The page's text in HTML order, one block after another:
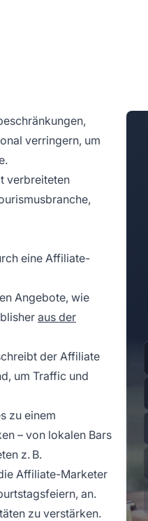
verringern, um
verbreiteten
eine Affiliate-
Angebote, wie
aus der
der Affiliate
um Traffic und
zu einem
– von lokalen Bars
z. B.
Affiliate-Marketer
an.
zu verstärken.